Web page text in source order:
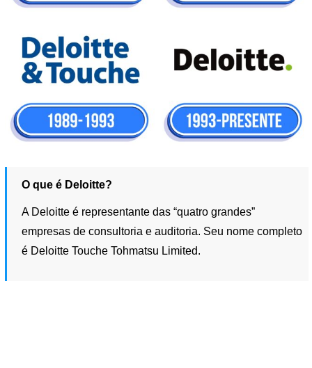
O que é Deloitte?
A Deloitte é representante das “quatro grandes”
empresas de consultoria e auditoria. Seu nome completo
é Deloitte Touche Tohmatsu Limited.